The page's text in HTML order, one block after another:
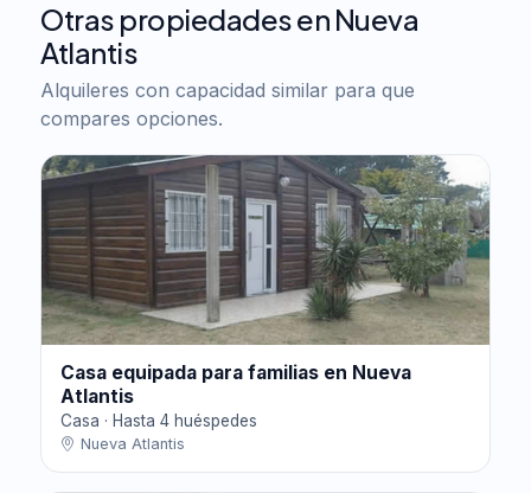
Otras propiedades en Nueva
Atlantis
Alquileres con capacidad similar para que
compares opciones.
Casa equipada para familias en Nueva
Atlantis
Casa · Hasta 4 huéspedes
Nueva Atlantis